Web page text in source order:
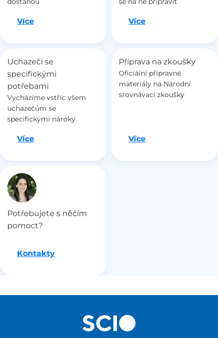
VíceJdeme na to VíceJdeme na to
Uchazeči se
specifickými
potřebami
Vycházíme vstříc všem
uchazečům se
specifickými nároky
VíceJdeme na to
Příprava na zkoušky
Oficiální přípravné
materiály na Národní
srovnávací zkoušky
VíceJdeme na to
Potřebujete s něčím
pomoct?
Kontakty